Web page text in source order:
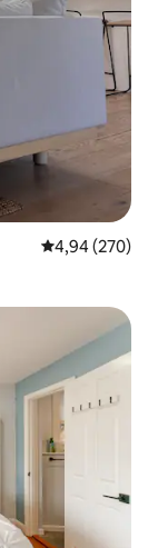
4,94 av 5 i
4,94 (270)